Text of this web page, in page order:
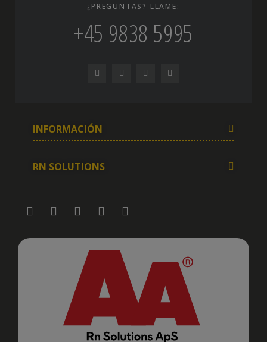
¿PREGUNTAS? LLAME:
+45 9838 5995
INFORMACIÓN
RN SOLUTIONS